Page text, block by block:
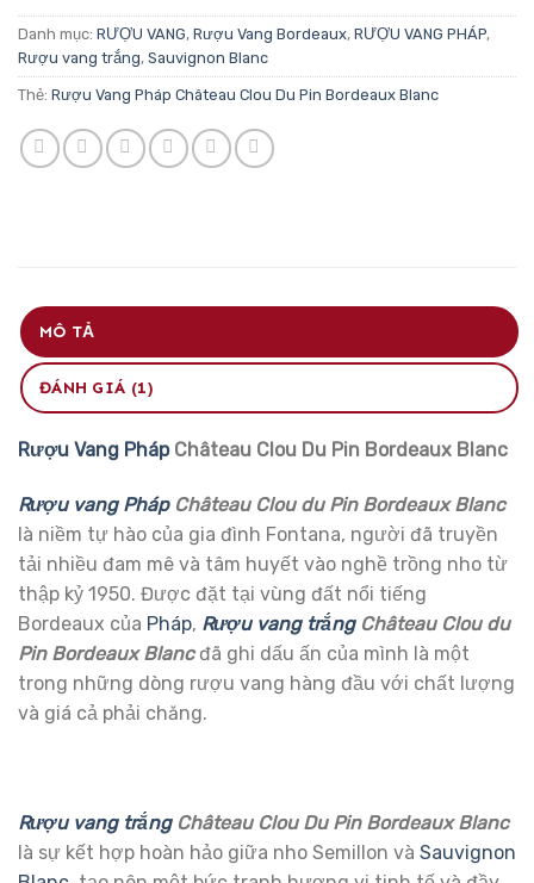
Danh mục: RƯỢU VANG, Rượu Vang Bordeaux, RƯỢU VANG PHÁP,
Rượu vang trắng, Sauvignon Blanc
Thẻ: Rượu Vang Pháp Château Clou Du Pin Bordeaux Blanc
MÔ TẢ
ĐÁNH GIÁ (1)
Rượu Vang PhápChâteau Clou Du Pin Bordeaux Blanc
Rượu vang PhápChâteau Clou du Pin Bordeaux Blanc
là niềm tự hào của gia đình Fontana, người đã truyền
tải nhiều đam mê và tâm huyết vào nghề trồng nho từ
thập kỷ 1950. Được đặt tại vùng đất nổi tiếng
Bordeaux của Pháp, Rượu vang trắng Château Clou du
Pin Bordeaux Blancđã ghi dấu ấn của mình là một
trong những dòng rượu vang hàng đầu với chất lượng
và giá cả phải chăng.
Rượu vang trắngChâteau Clou Du Pin Bordeaux Blanc
là sự kết hợp hoàn hảo giữa nho Semillon và Sauvignon